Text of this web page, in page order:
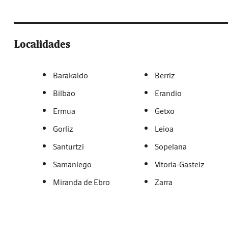
Localidades
Barakaldo
Berriz
Bilbao
Erandio
Ermua
Getxo
Gorliz
Leioa
Santurtzi
Sopelana
Samaniego
Vitoria-Gasteiz
Miranda de Ebro
Zarra